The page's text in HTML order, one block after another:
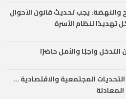
والنهضة: يجب تحديث قانون الأحوال
لنظام الأسرة
واجبًا والأمل حاضرًا
المجتمعية والاقتصادية …